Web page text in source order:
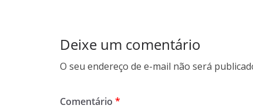
Deixe um comentário
O seu endereço de e-mail não será
Comentário *